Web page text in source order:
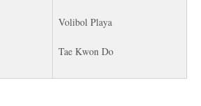
Volibol Playa
Tae Kwon Do